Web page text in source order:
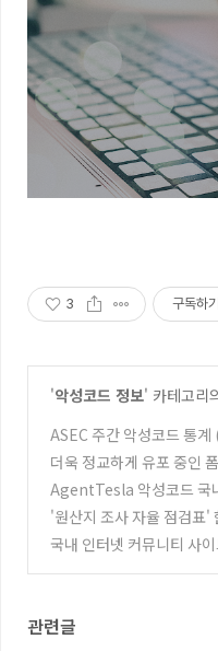
3 구독하기
'악성코드 정보' 카테고리
ASEC 주간 악성코드 통
802 ) (0)
더욱 정교하게 유포 중인
성코드 (0)
AgentTesla 악성코드 국
있나?
(0)
'원산지 조사 자율 점검표'
유포
(2)
국내 인터넷 커뮤니티 사
관련글